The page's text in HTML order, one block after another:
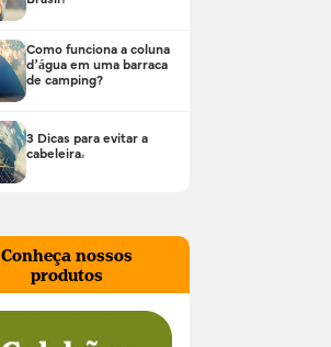
Como funciona a coluna
d’água em uma barraca
de camping?
3 Dicas para evitar a
cabeleira!
Conheça nossos
produtos